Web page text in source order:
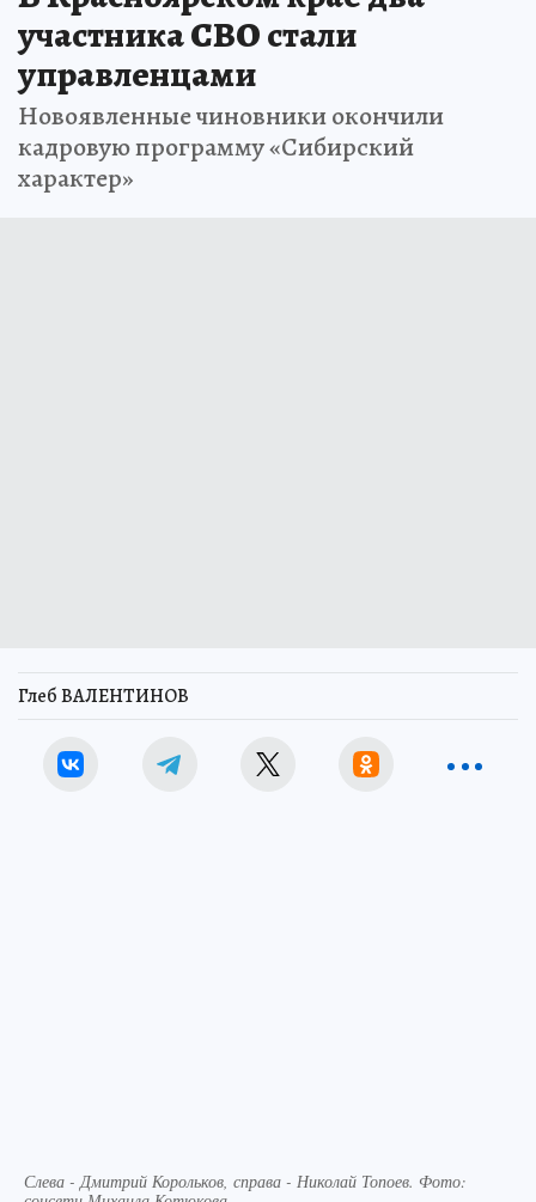
участника СВО стали
управленцами
Новоявленные чиновники окончили
кадровую программу «Сибирский
характер»
Глеб ВАЛЕНТИНОВ
Слева - Дмитрий Корольков, справа - Николай Топоев. Фото: